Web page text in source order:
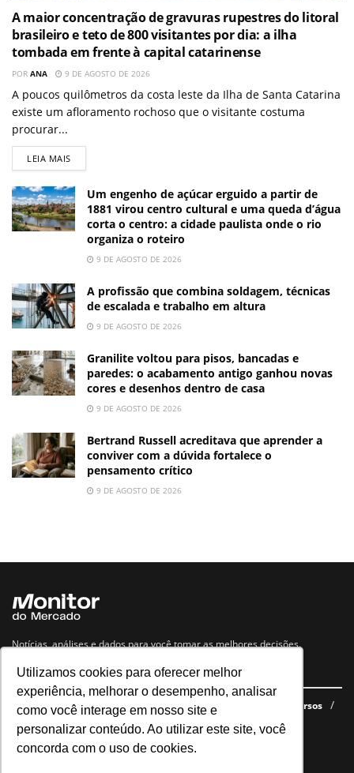
Utilizamos cookies para oferecer melhor
experiência, melhorar o desempenho, analisar
como você interage em nosso site e
personalizar conteúdo. Ao utilizar este site, você
concorda com o uso de cookies.
A maior concentração de gravuras rupestres do litoral
brasileiro e teto de 800 visitantes por dia: a ilha
tombada em frente à capital catarinense
POR ANA 9 DE AGOSTO DE 2026
A poucos quilômetros da costa leste da Ilha de Santa Catarina
existe um afloramento rochoso que o visitante costuma
procurar...
LEIA MAIS
Um engenho de açúcar erguido a partir de
1881 virou centro cultural e uma queda d’água
corta o centro: a cidade paulista onde o rio
organiza o roteiro
9 DE AGOSTO DE 2026
A profissão que combina soldagem, técnicas
de escalada e trabalho em altura
9 DE AGOSTO DE 2026
Granilite voltou para pisos, bancadas e
paredes: o acabamento antigo ganhou novas
cores e desenhos dentro de casa
9 DE AGOSTO DE 2026
Bertrand Russell acreditava que aprender a
conviver com a dúvida fortalece o
pensamento crítico
9 DE AGOSTO DE 2026
Notícias, análises e dados para você tomar as melhores decisões.
Navegue no site
Últimas notícias Quem somos E-books gratuitos
Cursos
Política de privacidade